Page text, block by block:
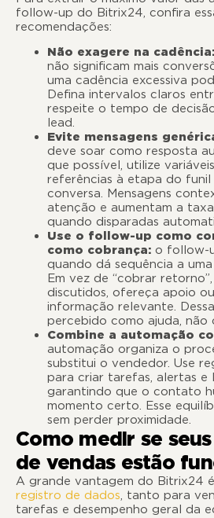
follow-up do Bitrix24, confira
Não exagere na cadência:
não significam mais
uma cadência excessiva
Defina intervalos claros
respeite o tempo de
Evite mensagens
deve soar como resposta
que possível, utilize
referências à etapa do
conversa. Mensagens
atenção e aumentam a
quando disparadas
Use o follow-up como
como cobrança: o follow-
quando dá sequência a
Em vez de “cobrar
discutidos, ofereça apoio
informação relevante.
percebido como ajuda, não
Combine a automação
automação organiza o
substitui o vendedor. Use
para criar tarefas, alertas e
garantindo que o contato
momento certo. Esse
sem perder proximidade.
Como medir se
de vendas estão
A grande vantagem do Bitrix24
registro de dados, tanto para
tarefas e desempenho geral da